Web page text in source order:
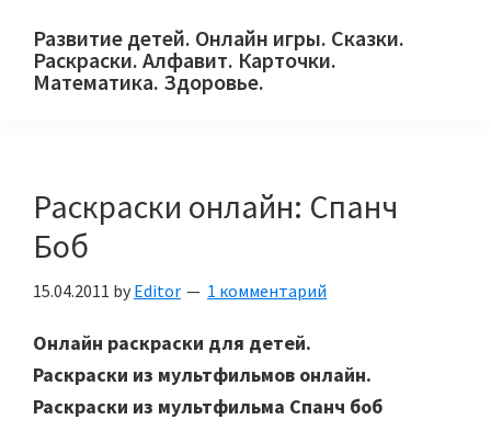
primary
main
primary
Развитие детей. Онлайн игры. Сказки.
Раскраски. Алфавит. Карточки.
Математика. Здоровье.
и
их
Раскраски онлайн: Спанч
Боб
15.04.2011 by Editor 1 комментарий
Онлайн раскраски для детей.
Раскраски из мультфильмов онлайн.
Раскраски из мультфильма Спанч боб